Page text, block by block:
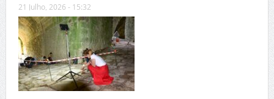
21 Julho, 2026 - 15:32